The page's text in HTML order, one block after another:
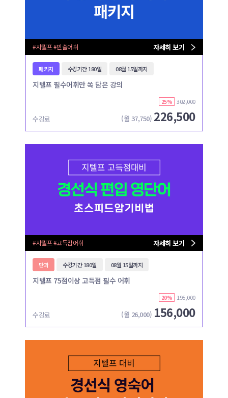
#지텔프 #빈출어휘 자세히 보기
패키지 수강기간 180일 08월 15일까지
지텔프 필수어휘만 쏙 담은 강의
25% 302,000
수강료 (월 37,750) 226,500
#지텔프 #고득점어휘 자세히 보기
단과 수강기간 180일 08월 15일까지
지텔프 75점이상 고득점 필수 어휘
20% 195,000
수강료 (월 26,000) 156,000